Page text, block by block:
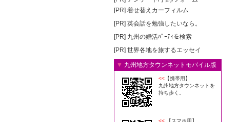
[PR] 着せ替えカーフィルム
[PR] 英会話を勉強したいなら。
[PR] 九州の婚活ﾊﾟｰﾃｨを検索
[PR] 世界各地を旅するエッセイ
▼ 九州地方タウンネットモバイル版
<< 【携帯用】
九州地方タウンネットを
持ち歩く。
<< 【スマホ用】